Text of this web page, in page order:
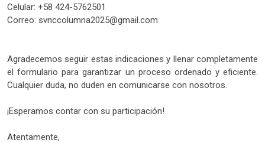
Celular: +58 424-5762501
Correo: svnccolumna2025@gmail.com
Agradecemos seguir estas indicaciones y llenar completamente
el formulario para garantizar un proceso ordenado y eficiente.
Cualquier duda, no duden en comunicarse con nosotros.
¡Esperamos contar con su participación!
Atentamente,